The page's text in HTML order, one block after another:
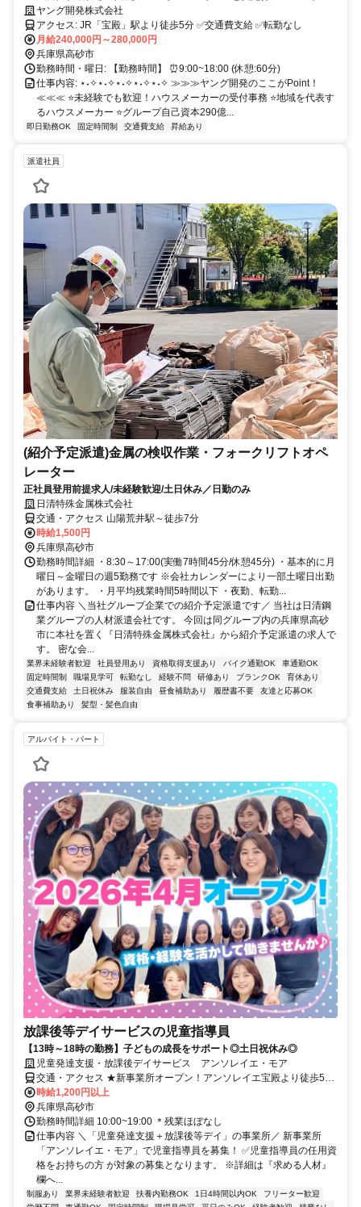
顔」として活躍する受付事務スタッフ募集！】
ヤング開発株式会社
アクセス: JR「宝殿」駅より徒歩5分 ✅️交通費支給 ✅️転勤なし
月給240,000円～280,000円
兵庫県高砂市
勤務時間・曜日: 【勤務時間】 ⏰️9:00~18:00 (休憩:60分)
仕事内容: ⋆˖✧⋆˖✧⋆˖✧⋆˖✧⋆˖✧ ≫≫≫ヤング開発のここがPoint！
≪≪≪ ⭐️未経験でも歓迎！ハウスメーカーの受付事務 ⭐️地域を代表す
るハウスメーカー ⭐️グループ自己資本290億...
即日勤務OK 固定時間制 交通費支給 昇給あり
派遣社員
(紹介予定派遣)金属の検収作業・フォークリフトオペ
レーター
正社員登用前提求人/未経験歓迎/土日休み／日勤のみ
日清特殊金属株式会社
交通・アクセス 山陽荒井駅～徒歩7分
時給1,500円
兵庫県高砂市
勤務時間詳細 ・8:30～17:00(実働7時間45分/休憩45分) ・基本的に月
曜日～金曜日の週5勤務です ※会社カレンダーにより一部土曜日出勤
があります。 ・月平均残業時間5時間以下 ・夜勤、転勤...
仕事内容 ＼当社グループ企業での紹介予定派遣です／ 当社は日清鋼
業グループの人材派遣会社です。 今回は同グループ内の兵庫県高砂
市に本社を置く『日清特殊金属株式会社』から紹介予定派遣の求人で
す。 密な会...
業界未経験者歓迎 社員登用あり 資格取得支援あり バイク通勤OK
車通勤OK
固定時間制
職場見学可 転勤なし 経験不問 研修あり ブランクOK
育休あり
交通費支給
土日祝休み 服装自由 昼食補助あり 履歴書不要
友達と応募OK
食事補助あり
髪型・髪色自由
アルバイト・パート
放課後等デイサービスの児童指導員
【13時～18時の勤務】子どもの成長をサポート◎土日祝休み◎
児童発達支援・放課後デイサービス アンソレイエ・モア
交通・アクセス ★新事業所オープン！アンソレイエ宝殿より徒歩5分
★『宝殿駅』より徒歩で25分/車で6分
時給1,200円以上
兵庫県高砂市
勤務時間詳細 10:00~19:00 ＊残業ほぼなし
仕事内容 ＼「児童発達支援＋放課後等デイ」の事業所／ 新事業所
「アンソレイエ・モア」で児童指導員を募集！ ✅児童指導員の任用資
格をお持ちの方 が対象の募集となります。 ※詳細は『求める人材』
欄へ...
制服あり 業界未経験者歓迎 扶養内勤務OK 1日4時間以内OK
フリーター歓迎